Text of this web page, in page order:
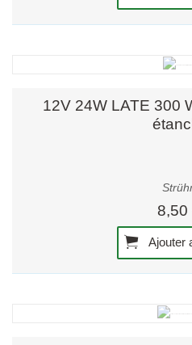
12V 24W LATE 300
8,50
Ajouter